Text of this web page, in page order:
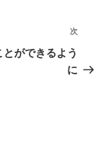
次
投
次
ができるよう
に